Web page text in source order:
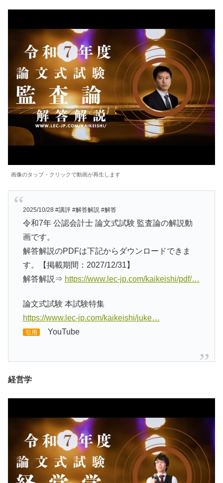
画像のタップ・クリックで動画が再生します
2025/10/28 #講評 #解答解説 #解答
令和7年 公認会計士 論文式試験 監査論の解説動
画です。
解答解説のPDFは下記からダウンロードできま
す。【掲載期間：2027/12/31】
解答解説⇒ https://www.lec-jp.com/kaikeishi/pdf/…
論文式試験 本試験特集
https://www.lec-jp.com/kaikeishi/juke…
引用 YouTube
経営学